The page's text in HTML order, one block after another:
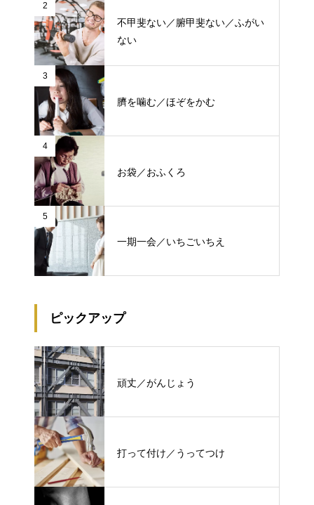
2
不甲斐ない／腑甲斐ない／ふがい
ない
3
臍を噛む／ほぞをかむ
4
お袋／おふくろ
5
一期一会／いちごいちえ
ピックアップ
頑丈／がんじょう
打って付け／うってつけ